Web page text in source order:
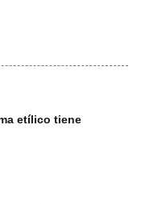
etílico tiene